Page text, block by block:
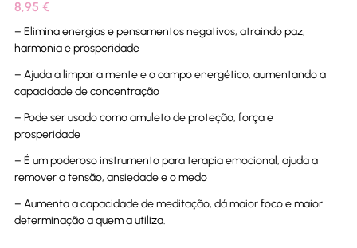
8,95 €
– Elimina energias e pensamentos negativos, atraindo paz,
harmonia e prosperidade
– Ajuda a limpar a mente e o campo energético, aumentando a
capacidade de concentração
– Pode ser usado como amuleto de proteção, força e
prosperidade
– É um poderoso instrumento para terapia emocional, ajuda a
remover a tensão, ansiedade e o medo
– Aumenta a capacidade de meditação, dá maior foco e maior
determinação a quem a utiliza.